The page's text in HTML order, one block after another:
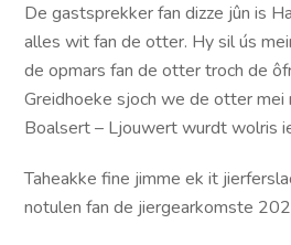
De gastsprekker fan dizze jûn is
alles wit fan de otter. Hy sil ús
de opmars fan de otter troch de
Greidhoeke sjoch we de otter mei
Boalsert – Ljouwert wurdt wolris
Taheakke fine jimme ek it
notulen fan de jiergearkomste